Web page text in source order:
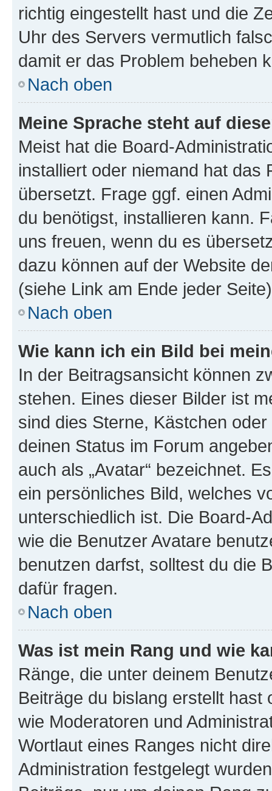
richtig eingestellt hast und die
Uhr des Servers vermutlich
damit er das Problem beheben
Nach oben
Meine Sprache steht auf
Meist hat die Board-
installiert oder niemand hat das
übersetzt. Frage ggf. einen
du benötigst, installieren kann.
uns freuen, wenn du es
dazu können auf der Website
(siehe Link am Ende jeder
Nach oben
Wie kann ich ein Bild bei
In der Beitragsansicht können
stehen. Eines dieser Bilder ist
sind dies Sterne, Kästchen
deinen Status im Forum
auch als „Avatar“ bezeichnet.
ein persönliches Bild, welches
unterschiedlich ist. Die Board-
wie die Benutzer Avatare
benutzen darfst, solltest du die
dafür fragen.
Nach oben
Was ist mein Rang und wie
Ränge, die unter deinem
Beiträge du bislang erstellt
wie Moderatoren und
Wortlaut eines Ranges nicht
Administration festgelegt